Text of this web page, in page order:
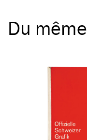
Du même